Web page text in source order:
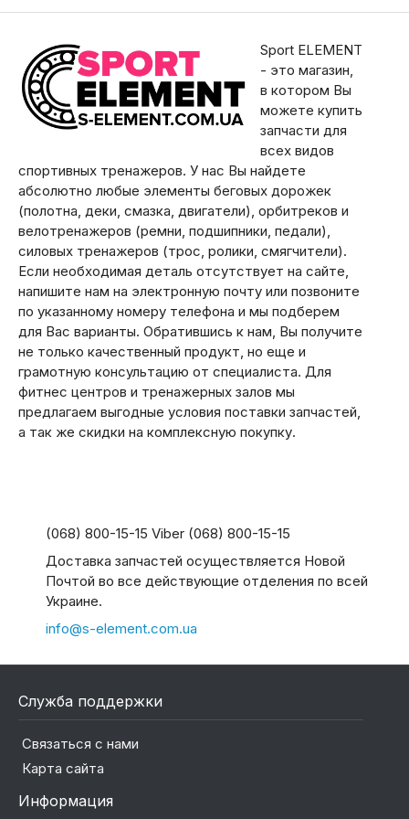
Sport ELEMENT
- это магазин,
в котором Вы
можете купить
запчасти для
всех видов
спортивных тренажеров. У нас Вы найдете
абсолютно любые элементы беговых дорожек
(полотна, деки, смазка, двигатели), орбитреков и
велотренажеров (ремни, подшипники, педали),
силовых тренажеров (трос, ролики, смягчители).
Если необходимая деталь отсутствует на сайте,
напишите нам на электронную почту или позвоните
по указанному номеру телефона и мы подберем
для Вас варианты. Обратившись к нам, Вы получите
не только качественный продукт, но еще и
грамотную консультацию от специалиста. Для
фитнес центров и тренажерных залов мы
предлагаем выгодные условия поставки запчастей,
а так же скидки на комплексную покупку.
(068) 800-15-15 Viber (068) 800-15-15
Доставка запчастей осуществляется Новой
Почтой во все действующие отделения по всей
Украине.
info@s-element.com.ua
Служба поддержки
Связаться с нами
Карта сайта
Информация